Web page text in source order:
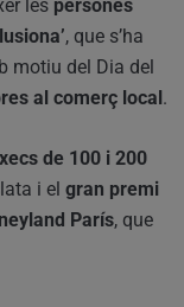
les persones
, que s’ha
motiu del Dia del
al comerç local .
xecs de 100 i 200
i el gran premi
París, que